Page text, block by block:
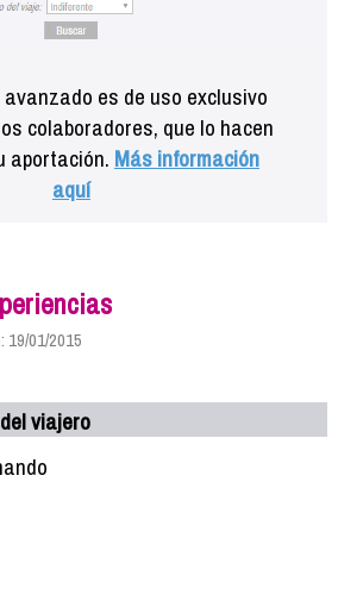
es de uso exclusivo
colaboradores, que lo hacen
aportación. Más información
aquí
19/01/2015
viajero